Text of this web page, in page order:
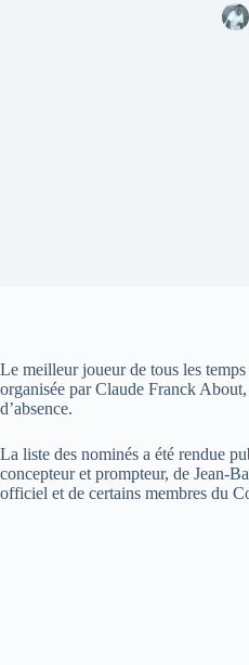
Le meilleur joueur de tous les
organisée par Claude Franck
d’absence.
La liste des nominés a été rendue
concepteur et prompteur, de Jean-
officiel et de certains membres du